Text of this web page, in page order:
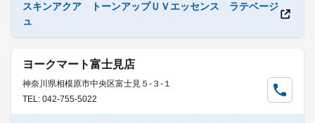
スキンアクア トーンアップＵＶエッセンス ラテベージ
ュ
ヨークマート富士見店
神奈川県相模原市中央区富士見５-３-１
TEL: 042-755-5022